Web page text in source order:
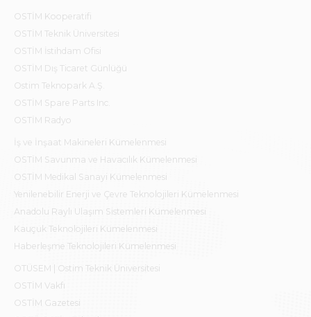
OSTİM Kooperatifi
OSTİM Teknik Üniversitesi
OSTİM İstihdam Ofisi
OSTİM Dış Ticaret Günlüğü
Ostim Teknopark A.Ş.
OSTİM Spare Parts Inc.
OSTİM Radyo
İş ve İnşaat Makineleri Kümelenmesi
OSTİM Savunma ve Havacılık Kümelenmesi
OSTİM Medikal Sanayi Kümelenmesi
Yenilenebilir Enerji ve Çevre Teknolojileri Kümelenmesi
Anadolu Raylı Ulaşım Sistemleri Kümelenmesi
Kauçuk Teknolojileri Kümelenmesi
Haberleşme Teknolojileri Kümelenmesi
OTÜSEM | Ostim Teknik Üniversitesi
OSTİM Vakfı
OSTİM Gazetesi